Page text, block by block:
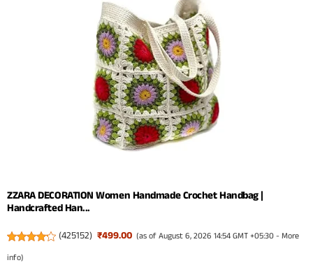
ZZARA DECORATION Women Handmade Crochet Handbag |
Handcrafted Han...
(425152) ₹499.00 (as of August 6, 2026 14:54 GMT +05:30 -More
info)